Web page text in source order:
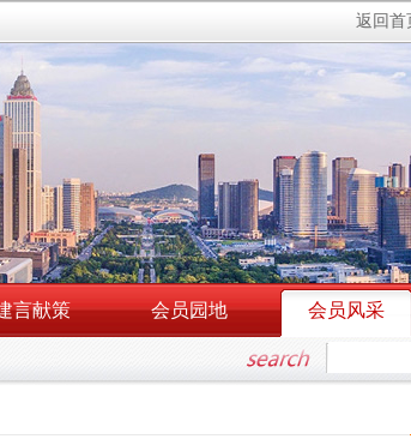
返回首
言献策 会员园地 会员风采